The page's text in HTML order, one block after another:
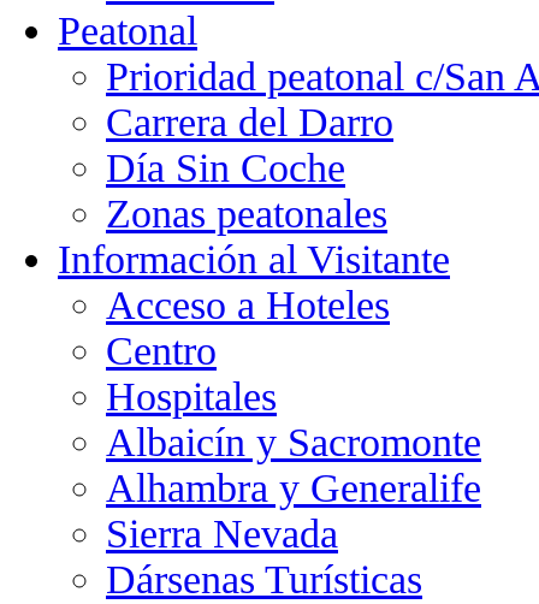
Peatonal
Prioridad peatonal c/San
Carrera del Darro
Día Sin Coche
Zonas peatonales
Información al Visitante
Acceso a Hoteles
Centro
Hospitales
Albaicín y Sacromonte
Alhambra y Generalife
Sierra Nevada
Dársenas Turísticas